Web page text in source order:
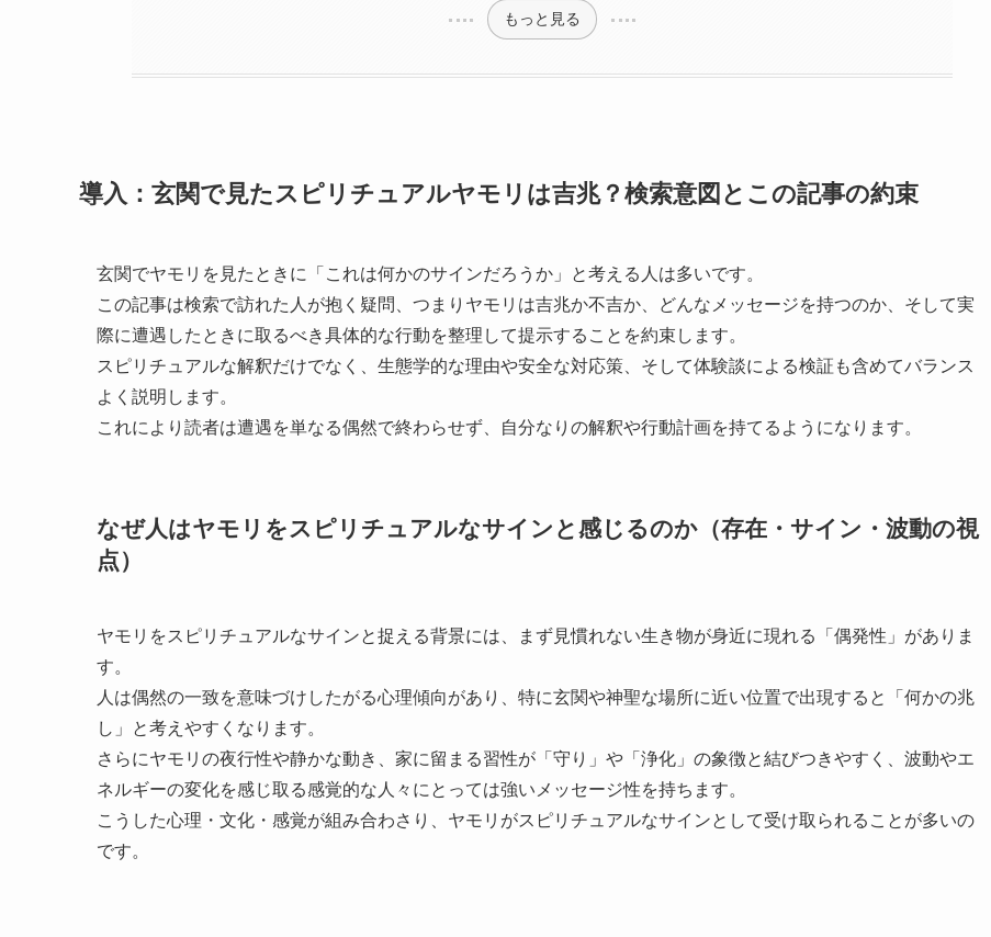
もっと見る
導入：玄関で見たスピリチュアルヤモリは吉兆？検索意図とこの記事の約束
玄関でヤモリを見たときに「これは何かのサインだろうか」と考える人は多いです。
この記事は検索で訪れた人が抱く疑問、つまりヤモリは吉兆か不吉か、どんなメッセージを持つのか、そして実
際に遭遇したときに取るべき具体的な行動を整理して提示することを約束します。
スピリチュアルな解釈だけでなく、生態学的な理由や安全な対応策、そして体験談による検証も含めてバランス
よく説明します。
これにより読者は遭遇を単なる偶然で終わらせず、自分なりの解釈や行動計画を持てるようになります。
なぜ人はヤモリをスピリチュアルなサインと感じるのか（存在・サイン・波動の視
点）
ヤモリをスピリチュアルなサインと捉える背景には、まず見慣れない生き物が身近に現れる「偶発性」がありま
す。
人は偶然の一致を意味づけしたがる心理傾向があり、特に玄関や神聖な場所に近い位置で出現すると「何かの兆
し」と考えやすくなります。
さらにヤモリの夜行性や静かな動き、家に留まる習性が「守り」や「浄化」の象徴と結びつきやすく、波動やエ
ネルギーの変化を感じ取る感覚的な人々にとっては強いメッセージ性を持ちます。
こうした心理・文化・感覚が組み合わさり、ヤモリがスピリチュアルなサインとして受け取られることが多いの
です。